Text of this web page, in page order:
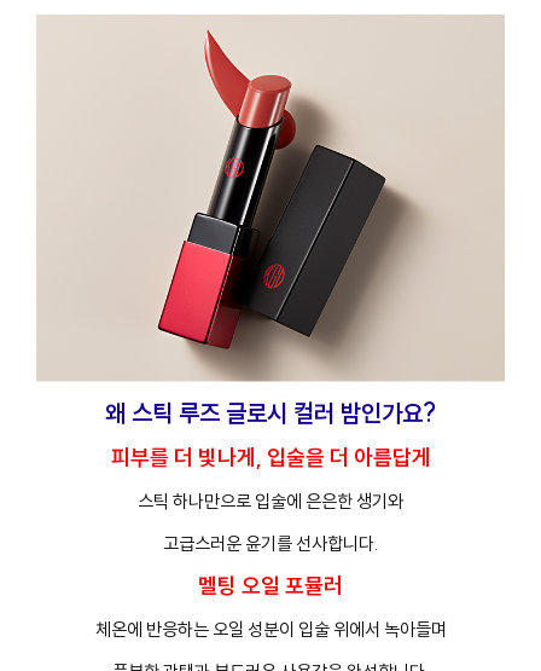
왜 스틱 루즈 글로시 컬러 밤인가요?
피부를 더 빛나게, 입술을 더 아름답게
스틱 하나만으로 입술에 은은한 생기와
고급스러운 윤기를 선사합니다.
멜팅 오일 포뮬러
체온에 반응하는 오일 성분이 입술 위에서 녹아들며